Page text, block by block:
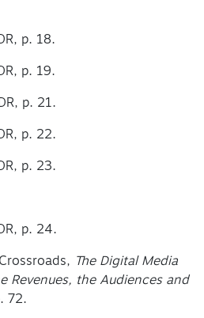
p. 18.
p. 19.
p. 21.
p. 22.
p. 23.
p. 24.
The Digital Media
Revenues, the Audiences and
72.